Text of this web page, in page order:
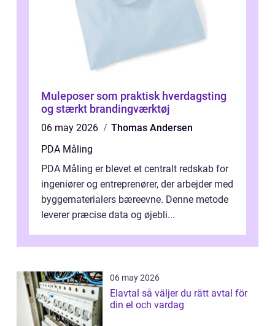
Muleposer som praktisk hverdagsting
og stærkt brandingværktøj
06 may 2026
Thomas Andersen
PDA Måling
PDA Måling er blevet et centralt redskab for
ingeniører og entreprenører, der arbejder med
byggematerialers bæreevne. Denne metode
leverer præcise data og øjebli...
06 may 2026
Elavtal så väljer du rätt avtal för
din el och vardag